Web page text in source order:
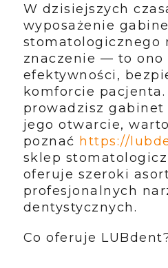
W dzisiejszych
wyposażenie
stomatologicznego
znaczenie — to ono
efektywności,
komforcie pacjenta.
prowadzisz
jego otwarcie, warto
poznać https://
sklep
oferuje szeroki
profesjonalnych
dentystycznych.
Co oferuje